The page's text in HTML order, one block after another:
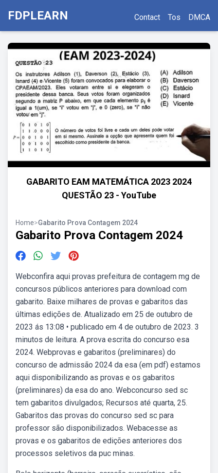
FDPLEARN Contact Tos DMCA
GABARITO EAM MATEMÁTICA 2023 2024
QUESTÃO 23 - YouTube
Home>Gabarito Prova Contagem 2024
Gabarito Prova Contagem 2024
Webconfira aqui provas prefeitura de contagem mg de
concursos públicos anteriores para download com
gabarito. Baixe milhares de provas e gabaritos das
últimas edições de. Atualizado em 25 de outubro de
2023 ás 13:08 • publicado em 4 de outubro de 2023. 3
minutos de leitura. A prova escrita do concurso esa
2024. Webprovas e gabaritos (preliminares) do
concurso de admissão 2024 da esa (em pdf) estamos
aqui disponibilizando as provas e os gabaritos
(preliminares) da esa do ano. Webconcurso sed sc
tem gabaritos divulgados; Recursos até quarta, 25.
Gabaritos das provas do concurso sed sc para
professor são disponibilizados. Webacesse as
provas e os gabaritos de edições anteriores dos
processos seletivos da puc minas.